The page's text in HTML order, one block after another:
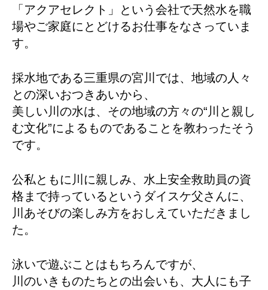
「アクアセレクト」という会社で天然水を職
場やご家庭にとどけるお仕事をなさっていま
す。
採水地である三重県の宮川では、地域の人々
との深いおつきあいから、
美しい川の水は、その地域の方々の“川と親し
む文化”によるものであることを教わったそう
です。
公私ともに川に親しみ、水上安全救助員の資
格まで持っているというダイスケ父さんに、
川あそびの楽しみ方をおしえていただきまし
た。
泳いで遊ぶことはもちろんですが、
川のいきものたちとの出会いも、大人にも子